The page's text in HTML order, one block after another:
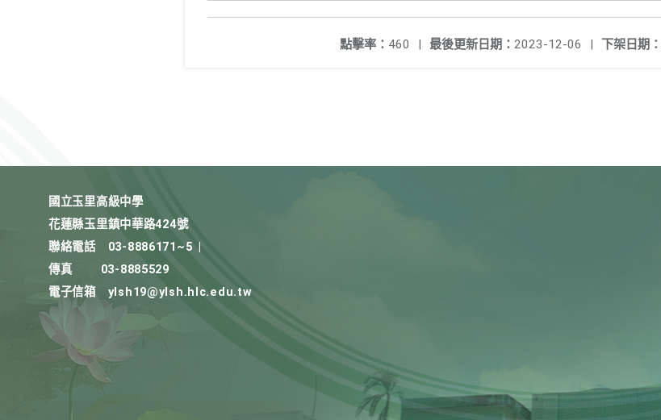
下架日期：
最後更新日期： 2023-12-06 |
點擊率： 460 |
國立玉里高級中學
花蓮縣玉里鎮中華路424號
聯絡電話
03-8886171~5
傳真
03-8885529
電子信箱
ylsh19@ylsh.hlc.edu.tw